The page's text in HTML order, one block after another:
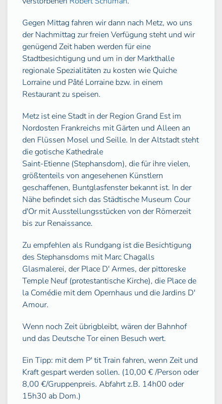
Gegen Mittag fahren wir dann nach Metz, wo uns
der Nachmittag zur freien Verfügung steht und wir
genügend Zeit haben werden für eine
Stadtbesichtigung und um in der Markthalle
regionale Spezialitäten zu kosten wie Quiche
Lorraine und Pâté Lorraine bzw. in einem
Restaurant zu speisen.
Metz ist eine Stadt in der Region Grand Est im
Nordosten Frankreichs mit Gärten und Alleen an
den Flüssen Mosel und Seille. In der Altstadt steht
die gotische Kathedrale
Saint-Etienne (Stephansdom), die für ihre vielen,
größtenteils von angesehenen Künstlern
geschaffenen, Buntglasfenster bekannt ist. In der
Nähe befindet sich das Städtische Museum Cour
d'Or mit Ausstellungsstücken von der Römerzeit
bis zur Renaissance.
Zu empfehlen als Rundgang ist die Besichtigung
des Stephansdoms mit Marc Chagalls
Glasmalerei, der Place D' Armes, der pittoreske
Temple Neuf (protestantische Kirche), die Place de
la Comédie mit dem Opernhaus und die Jardins D'
Amour.
Wenn noch Zeit übrigbleibt, wären der Bahnhof
und das Deutsche Tor einen Besuch wert.
Ein Tipp: mit dem P' tit Train fahren, wenn Zeit und
Kraft gespart werden sollen. (10,00 € /Person oder
8,00 €/Gruppenpreis. Abfahrt z.B. 14h00 oder
15h30 ab Dom.)